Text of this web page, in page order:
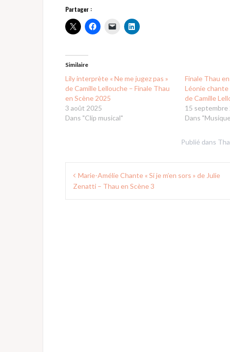
Partager :
Similaire
Lily interprète « Ne me jugez pas »
de Camille Lellouche – Finale Thau
en Scène 2025
3 août 2025
Dans "Clip musical"
Finale Thau
Léonie chante
de Camille
15 septembre
Dans
Publié dans
Navigation
deMarie-Amélie Chante « Si je m’en sors » de Julie
Zenatti – Thau en Scène 3